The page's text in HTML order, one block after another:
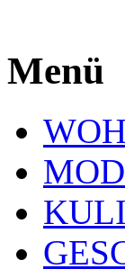
Menü